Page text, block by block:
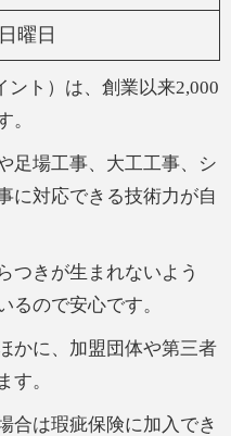
日曜日
ント）は、創業以来2,000
。
足場工事、大工工事、シ
に対応できる技術力が自
つきが生まれないよう
るので安心です。
かに、加盟団体や第三者
す。
合は瑕疵保険に加入でき